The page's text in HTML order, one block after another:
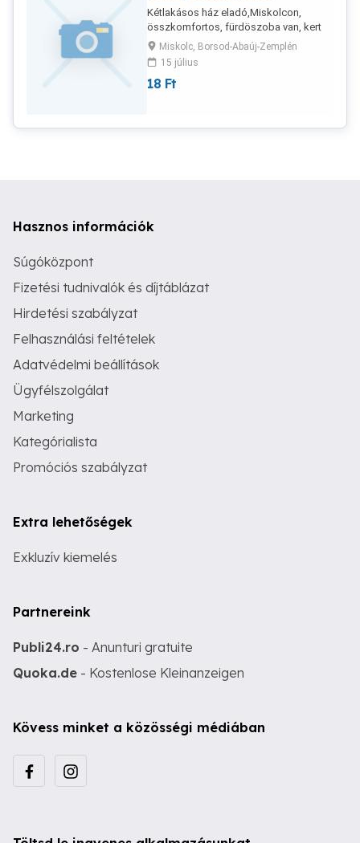
Kétlakásos ház eladó,Miskolcon,
összkomfortos, fürdöszoba van, kert
van, alul dupla garázs kialakitható,
épületrész garázshoz kész, . jó
állapotban van az ingatlan , Miskolcon,
Újgyőri főtér 5 percre,tel 06707277197-
Miskolc, Borsod-Abaúj-Zemplén
15 július
18 Ft
Hasznos információk
Súgóközpont
Fizetési tudnivalók és díjtáblázat
Hirdetési szabályzat
Felhasználási feltételek
Adatvédelmi beállítások
Ügyfélszolgálat
Marketing
Kategórialista
Promóciós szabályzat
Extra lehetőségek
Exkluzív kiemelés
Partnereink
Publi24.ro - Anunturi gratuite
Quoka.de - Kostenlose Kleinanzeigen
Kövess minket a közösségi médiában